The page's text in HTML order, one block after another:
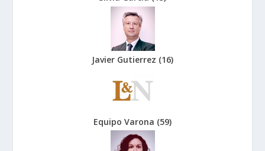
Javier Gutierrez (16)
Equipo Varona (59)